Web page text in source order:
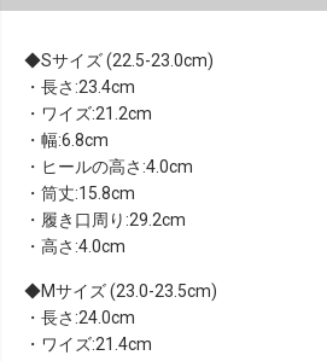
Sサイズ (22.5-23.0cm)
・長さ:23.4cm
・ワイズ:21.2cm
・幅:6.8cm
・ヒールの高さ:4.0cm
・筒丈:15.8cm
・履き口周り:29.2cm
・高さ:4.0cm
Mサイズ (23.0-23.5cm)
・長さ:24.0cm
・ワイズ:21.4cm